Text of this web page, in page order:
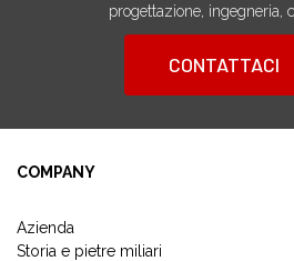
progettazione, ingegneria,
CONTATTACI
COMPANY
Azienda
Storia e pietre miliari